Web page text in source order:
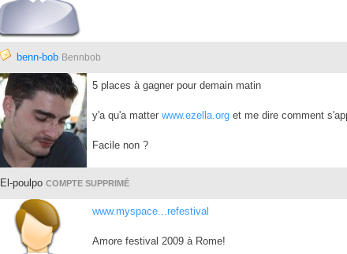
benn-bob Bennbob
5 places à gagner pour demain matin
y'a qu'a matter www.ezella.org et me dire comment
Facile non ?
El-poulpo COMPTE SUPPRIMÉ
www.myspace...refestival
Amore festival 2009 à Rome!